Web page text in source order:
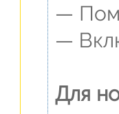
—
—
Для